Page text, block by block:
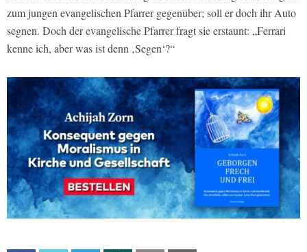
zum jungen evangelischen Pfarrer gegenüber; soll er doch ihr Auto
segnen. Doch der evangelische Pfarrer fragt sie erstaunt: „Ferrari
kenne ich, aber was ist denn ‚Segen‘?“